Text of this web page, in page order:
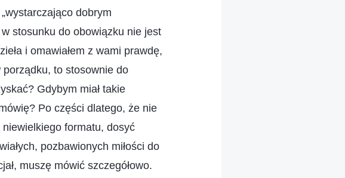
dobrym
stosunku do obowiązku nie jest
i omawiałem z wami prawdę,
porządku, to stosownie do
Gdybym miał takie
Po części dlatego, że nie
formatu, dosyć
pozbawionych miłości do
muszę mówić szczegółowo.